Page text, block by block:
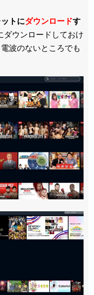
トにダウンロードす
ダウンロードしておけ
波のないところでも